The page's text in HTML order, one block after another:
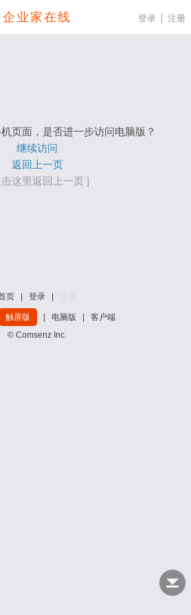
企业家在线 登录 注册
页面，是否进一步访问电脑版？
继续访问
返回上一页
这里返回上一页 ]
页 登录
触屏版 电脑版
客户端
© Comsenz Inc.